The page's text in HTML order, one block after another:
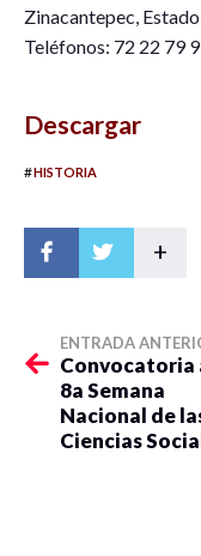
Zinacantepec,
Teléfonos: 72 22 79
Descargar
#HISTORIA
+
ENTRADA
Convocatoria
8a Semana
Nacional de
Ciencias